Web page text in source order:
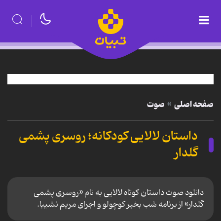
صفحه اصلی صوت
داستان لالایی کودکانه؛ روسری پشمی
گلدار
دانلود صوت داستان کوتاه لالایی به نام «روسری پشمی
گلدار» از برنامه شب بخیر كوچولو و اجرای مریم نشیبا.